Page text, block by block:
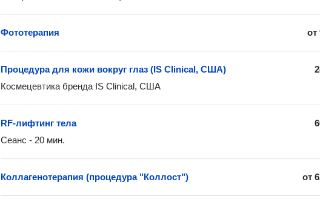
от
Фототерапия
Процедура для кожи вокруг глаз (IS Clinical, США)
Космецевтика бренда IS Clinical, США
RF-лифтинг тела
Сеанс - 20 мин.
от
Коллагенотерапия (процедура "Коллост")